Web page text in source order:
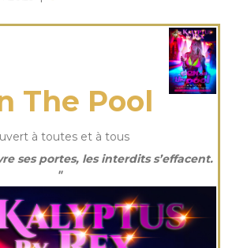
The Pool
à toutes et à tous
ses portes, les interdits s’effacent.
"